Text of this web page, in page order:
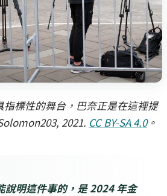
標性的舞台，巴奈正是在這裡提
2021. CC BY-SA 4.0。
說明這件事的，是 2024 年金